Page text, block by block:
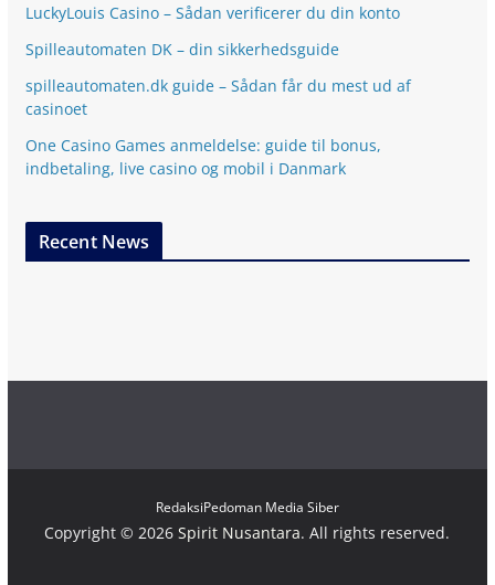
LuckyLouis Casino – Sådan verificerer du din konto
Spilleautomaten DK – din sikkerhedsguide
spilleautomaten.dk guide – Sådan får du mest ud af
casinoet
One Casino Games anmeldelse: guide til bonus,
indbetaling, live casino og mobil i Danmark
Recent News
RedaksiPedoman Media Siber
Copyright © 2026Spirit Nusantara. All rights reserved.